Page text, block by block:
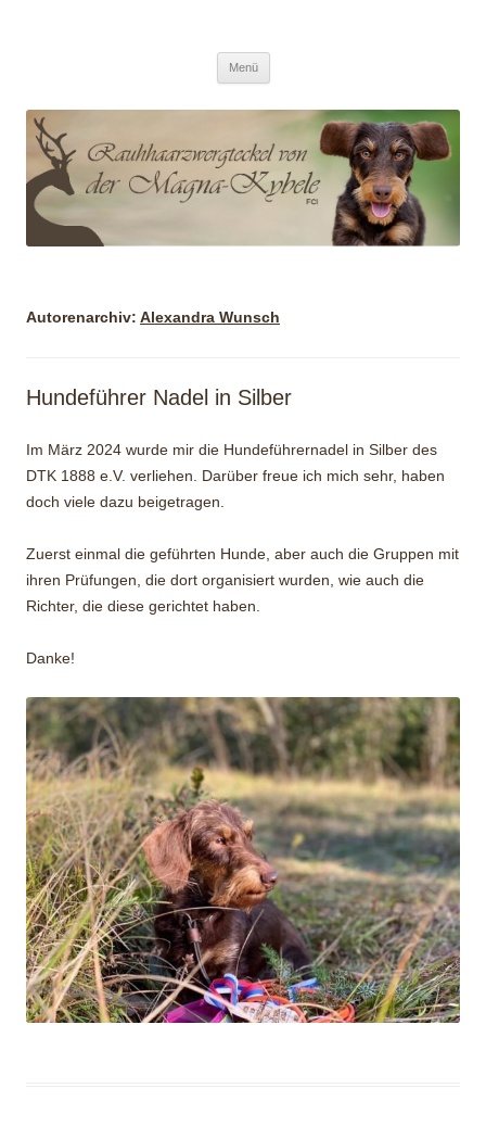
Menü
Autorenarchiv: Alexandra Wunsch
Hundeführer Nadel in Silber
Im März 2024 wurde mir die Hundeführernadel in Silber des
DTK 1888 e.V. verliehen. Darüber freue ich mich sehr, haben
doch viele dazu beigetragen.
Zuerst einmal die geführten Hunde, aber auch die Gruppen mit
ihren Prüfungen, die dort organisiert wurden, wie auch die
Richter, die diese gerichtet haben.
Danke!